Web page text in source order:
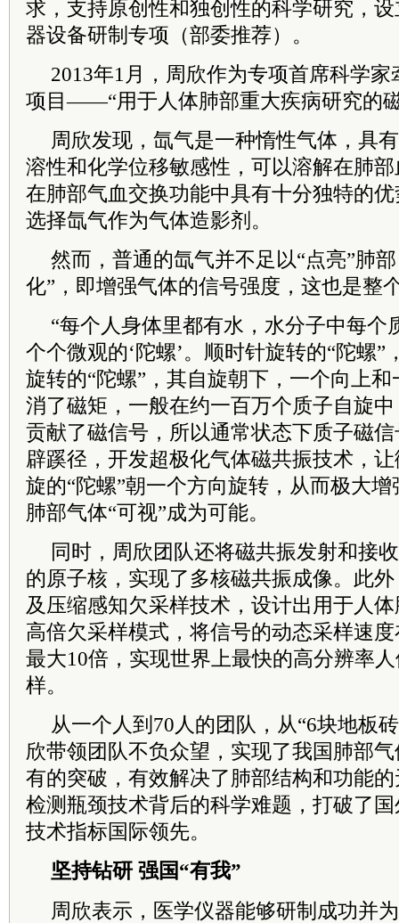
求，支持原创性和独创性的科学研究，
器设备研制专项（部委推荐）。
2013年1月，周欣作为专项首席科学
项目——“用于人体肺部重大疾病研究的
周欣发现，氙气是一种惰性气体，具
溶性和化学位移敏感性，可以溶解在肺
在肺部气血交换功能中具有十分独特的
选择氙气作为气体造影剂。
然而，普通的氙气并不足以“点亮”肺
化”，即增强气体的信号强度，这也是整
“每个人身体里都有水，水分子中每个
个个微观的‘陀螺’。顺时针旋转的“陀螺
旋转的“陀螺”，其自旋朝下，一个向上
消了磁矩，一般在约一百万个质子自旋
贡献了磁信号，所以通常状态下质子磁
辟蹊径，开发超极化气体磁共振技术，
旋的“陀螺”朝一个方向旋转，从而极大
肺部气体“可视”成为可能。
同时，周欣团队还将磁共振发射和接
的原子核，实现了多核磁共振成像。此
及压缩感知欠采样技术，设计出用于人
高倍欠采样模式，将信号的动态采样速
最大10倍，实现世界上最快的高分辨率
样。
从一个人到70人的团队，从“6块地板
欣带领团队不负众望，实现了我国肺部
有的突破，有效解决了肺部结构和功能
检测瓶颈技术背后的科学难题，打破了
技术指标国际领先。
坚持钻研 强国“有我”
周欣表示，医学仪器能够研制成功并